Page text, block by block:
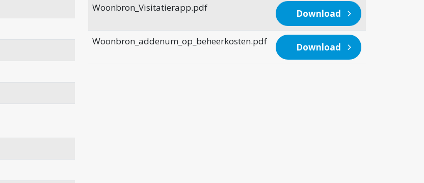
Woonbron_Visitatierapp.pdf
Download
Woonbron_addenum_op_beheerkosten.pdf
Download